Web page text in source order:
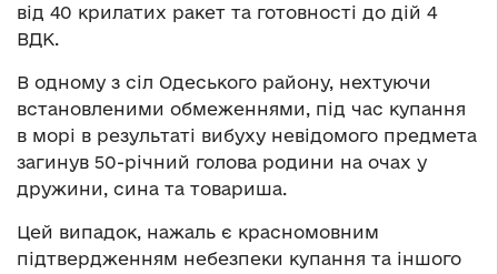
від 40 крилатих ракет та готовності до дій 4
ВДК.
В одному з сіл Одеського району, нехтуючи
встановленими обмеженнями, під час купання
в морі в результаті вибуху невідомого предмета
загинув 50-річний голова родини на очах у
дружини, сина та товариша.
Цей випадок, нажаль є красномовним
підтвердженням небезпеки купання та іншого